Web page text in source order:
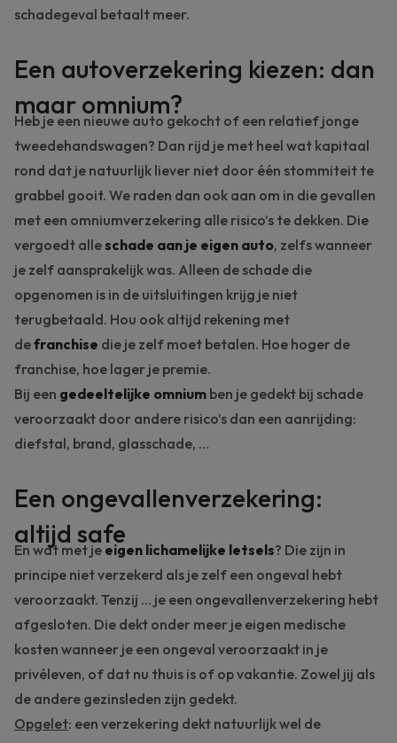
schadegeval betaalt meer.
Een autoverzekering kiezen: dan
maar omnium?
Heb je een nieuwe auto gekocht of een relatief jonge
tweedehandswagen? Dan rijd je met heel wat kapitaal
rond dat je natuurlijk liever niet door één stommiteit te
grabbel gooit. We raden dan ook aan om in die gevallen
met een omniumverzekering alle risico’s te dekken. Die
vergoedt alleschade aan je eigen auto, zelfs wanneer
je zelf aansprakelijk was. Alleen de schade die
opgenomen is in de uitsluitingen krijg je niet
terugbetaald. Hou ook altijd rekening met
defranchise die je zelf moet betalen. Hoe hoger de
franchise, hoe lager je premie.
Bij een gedeeltelijke omnium ben je gedekt bij schade
veroorzaakt door andere risico’s dan een aanrijding:
diefstal, brand, glasschade, …
Een ongevallenverzekering:
altijd safe
En wat met je eigen lichamelijke letsels? Die zijn in
principe niet verzekerd als je zelf een ongeval hebt
veroorzaakt. Tenzij … je een ongevallenverzekering hebt
afgesloten. Die dekt onder meer je eigen medische
kosten wanneer je een ongeval veroorzaakt in je
privéleven, of dat nu thuis is of op vakantie. Zowel jij als
de andere gezinsleden zijn gedekt.
Opgelet: een verzekering dekt natuurlijk wel de